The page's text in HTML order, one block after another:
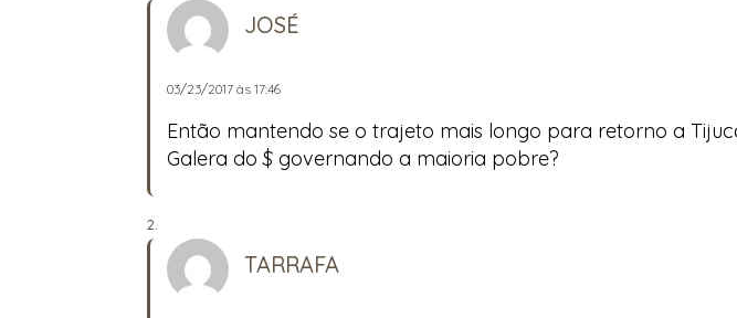
JOSÉ
03/23/2017 às 17:46
Então mantendo se o trajeto mais longo para retorno a
Galera do $ governando a maioria pobre?
TARRAFA